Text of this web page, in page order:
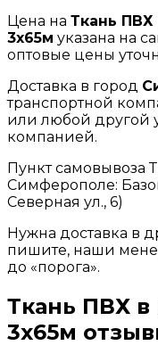
Цена на Ткань ПВХ
3х65м указана на
оптовые цены
Доставка в город
транспортной
или любой другой
компанией.
Пункт самовывоза
Симферополе:
Северная ул., 6)
Нужна доставка в
пишите, наши
до «порога».
Ткань ПВХ в
3х65м